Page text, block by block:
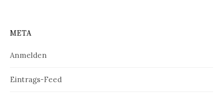
META
Anmelden
Eintrags-Feed